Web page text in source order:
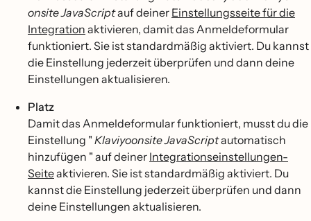
onsite JavaScriptauf deiner Einstellungsseite für die
Integration aktivieren, damit das Anmeldeformular
funktioniert. Sie ist standardmäßig aktiviert. Du kannst
die Einstellung jederzeit überprüfen und dann deine
Einstellungen aktualisieren.
Platz
Damit das Anmeldeformular funktioniert, musst du die
Einstellung " Klaviyoonsite JavaScriptautomatisch
hinzufügen " auf deiner Integrationseinstellungen-
Seiteaktivieren. Sie ist standardmäßig aktiviert. Du
kannst die Einstellung jederzeit überprüfen und dann
deine Einstellungen aktualisieren.